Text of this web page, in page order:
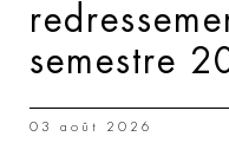
semestre
03 août 2026